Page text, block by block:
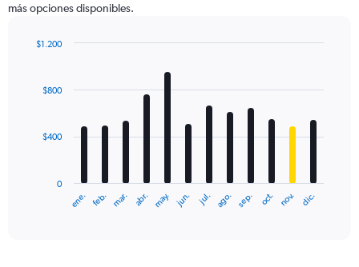
más opciones disponibles.
with
The
ene. feb. mar. abr. may. jun. jul. ago. sep. oct. nov. dic.
0
$400
$800
$1.200